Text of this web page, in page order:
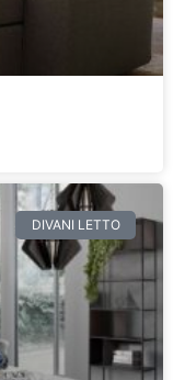
DIVANI LETTO